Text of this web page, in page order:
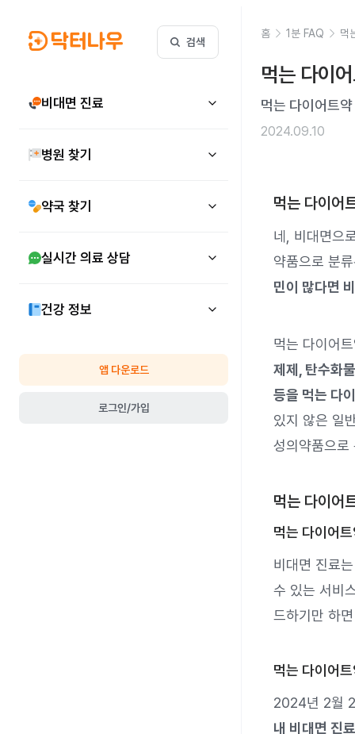
검색
비대면 진료
병원 찾기
약국 찾기
실시간 의료 상담
건강 정보
앱 다운로드
로그인/가입
홈 1분 FAQ 먹
먹는 다이
먹는 다이어트
2024.09.10
먹는 다이어
네, 비대면으
약품으로 분
민이 많다면
먹는 다이어
제제, 탄수화
등을 먹는 다
있지 않은 일
성의약품으로
먹는 다이어
먹는 다이어
비대면 진료
수 있는 서비
드하기만 하
먹는 다이어
2024년 2월
내 비대면 진